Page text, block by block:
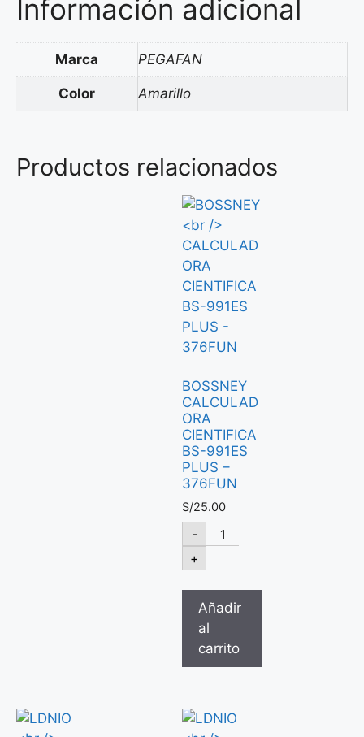
Información adicional
Marca PEGAFAN
Color Amarillo
Productos relacionados
BOSSNEY
CALCULAD
ORA
CIENTIFICA
BS-991ES
PLUS –
376FUN
S/25.00
-
+
Añadir
al
carrito